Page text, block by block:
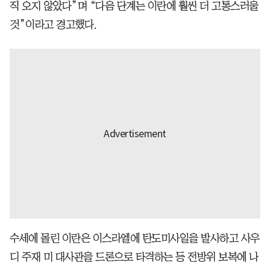
직 오지 않았다”며 “다음 단계는 이란에 훨씬 더 고통스러울
것”이라고 경고했다.
수세에 몰린 이란은 이스라엘에 탄도미사일을 발사하고 사우
디 주재 미 대사관을 드론으로 타격하는 등 전방위 보복에 나